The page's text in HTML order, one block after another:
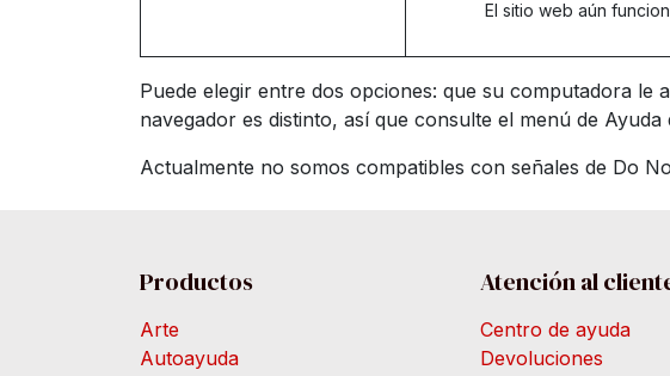
El sitio web aún
Puede elegir entre dos opciones: que su computadora le
navegador es distinto, así que consulte el menú de
Actualmente no somos compatibles con señales de Do
Productos
Arte
Autoayuda
Atención al
Centro de ayuda
Devoluciones